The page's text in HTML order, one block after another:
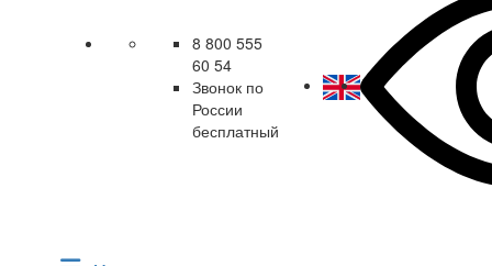
8 800 555
60 54
Звонок по
России
бесплатный